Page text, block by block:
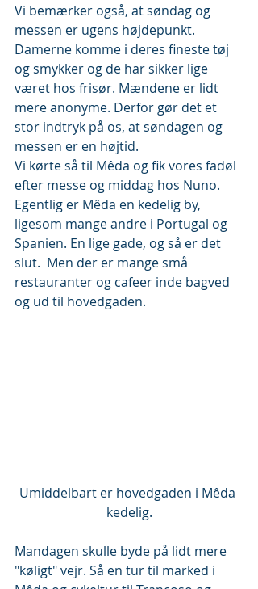
Vi bemærker også, at søndag og
messen er ugens højdepunkt.
Damerne komme i deres fineste tøj
og smykker og de har sikker lige
været hos frisør. Mændene er lidt
mere anonyme. Derfor gør det et
stor indtryk på os, at søndagen og
messen er en højtid.
Vi kørte så til Mêda og fik vores fadøl
efter messe og middag hos Nuno.
Egentlig er Mêda en kedelig by,
ligesom mange andre i Portugal og
Spanien. En lige gade, og så er det
slut.  Men der er mange små
restauranter og cafeer inde bagved
og ud til hovedgaden.
Umiddelbart er hovedgaden i Mêda
kedelig.
Mandagen skulle byde på lidt mere
"køligt" vejr. Så en tur til marked i